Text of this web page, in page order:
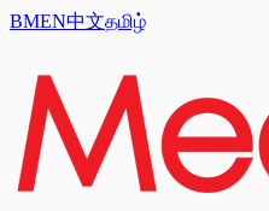
BMEN中文தமிழ்